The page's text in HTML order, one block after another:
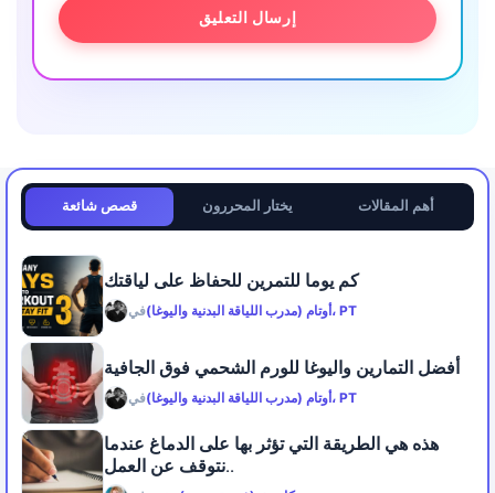
قصص شائعة يختار المحررون أهم المقالات
كم يوما للتمرين للحفاظ على لياقتك
في أوتام (مدرب اللياقة البدنية واليوغا)، PT
أفضل التمارين واليوغا للورم الشحمي فوق الجافية
في أوتام (مدرب اللياقة البدنية واليوغا)، PT
هذه هي الطريقة التي تؤثر بها على الدماغ عندما
نتوقف عن العمل..